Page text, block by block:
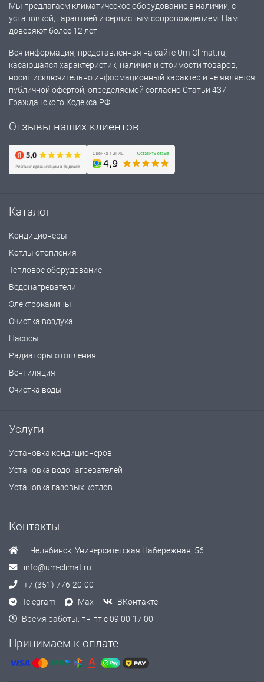
Мы предлагаем климатическое оборудование в наличии, с
установкой, гарантией и сервисным сопровождением. Нам
доверяют более 12 лет.
Вся информация, представленная на сайте Um-Climat.ru,
касающаяся характеристик, наличия и стоимости товаров,
носит исключительно информационный характер и не является
публичной офертой, определяемой согласно Статьи 437
Гражданского Кодекса РФ
Отзывы наших клиентов
Каталог
Кондиционеры
Котлы отопления
Тепловое оборудование
Водонагреватели
Электрокамины
Очистка воздуха
Насосы
Радиаторы отопления
Вентиляция
Очистка воды
Услуги
Установка кондиционеров
Установка водонагревателей
Установка газовых котлов
Контакты
г. Челябинск, Университетская Набережная, 56
info@um-climat.ru
+7 (351) 776-20-00
Telegram
Max
ВКонтакте
Время работы: пн-пт с 09:00-17:00
Принимаем к оплате